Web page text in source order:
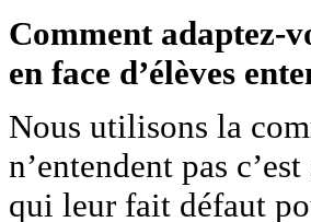
Comment adaptez-
en face d’élèves
Nous utilisons la
n’entendent pas
qui leur fait défaut